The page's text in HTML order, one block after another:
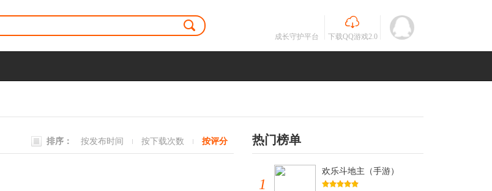
成长守护平台 下载QQ游戏2.0
排序： 按发布时间 按下载次数 按评分 热门榜单
1
欢乐斗地主（手游）